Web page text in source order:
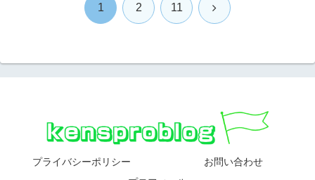
1 2 11 次
プライバシーポリシー
お問い合わせ